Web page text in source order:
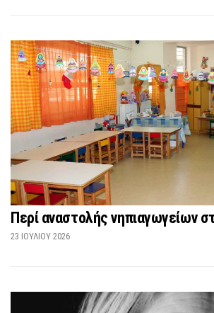
Περί αναστολής νηπιαγωγείων
23 ΙΟΥΛΊΟΥ 2026